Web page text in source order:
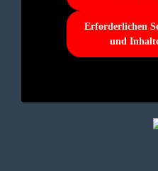
Erforderlichen
und